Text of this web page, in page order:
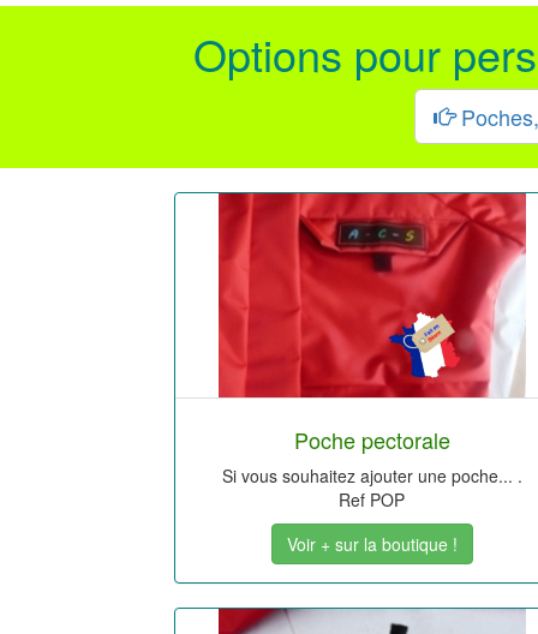
Options pour
Poche pectorale
Si vous souhaitez ajouter une poche... .
Ref POP
Voir + sur la boutique !